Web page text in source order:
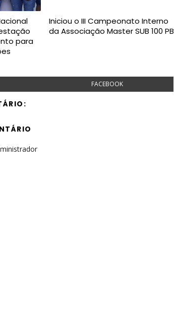
para
Iniciou o III Campeonato Interno
da Associação Master SUB 100 PB
FACEBOOK